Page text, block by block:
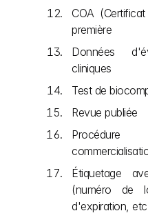
COA
première
Données
cliniques
Test de
Revue publiée
Étiquetage
(numéro de
d'expiration,